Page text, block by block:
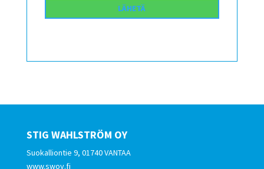
STIG WAHLSTRÖM OY
Suokalliontie 9, 01740 VANTAA
www.swoy.fi